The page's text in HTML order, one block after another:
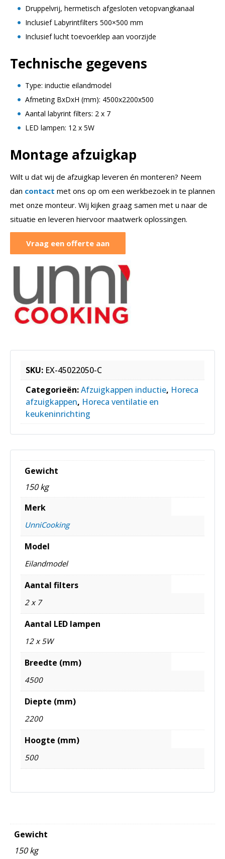
Druppelvrij, hermetisch afgesloten vetopvangkanaal
Inclusief Labyrintfilters 500×500 mm
Inclusief lucht toevoerklep aan voorzijde
Technische gegevens
Type: inductie eilandmodel
Afmeting BxDxH (mm): 4500x2200x500
Aantal labyrint filters: 2 x 7
LED lampen: 12 x 5W
Montage afzuigkap
Wilt u dat wij de afzuigkap leveren én monteren? Neem
dan contact met ons op om een werkbezoek in te plannen
met onze monteur. Wij kijken graag samen met u naar de
situatie en leveren hiervoor maatwerk oplossingen.
Vraag een offerte aan
SKU: EX-45022050-C
Categorieën:Afzuigkappen inductie, Horeca
afzuigkappen, Horeca ventilatie en
keukeninrichting
Gewicht
150 kg
Merk
UnniCooking
Model
Eilandmodel
Aantal filters
2 x 7
Aantal LED lampen
12 x 5W
Breedte (mm)
4500
Diepte (mm)
2200
Hoogte (mm)
500
Gewicht
150 kg